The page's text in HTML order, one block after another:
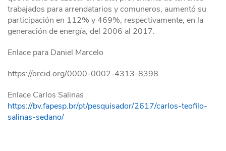
trabajados para arrendatarios y comuneros, aumentó su
participación en 112% y 469%, respectivamente, en la
generación de energía, del 2006 al 2017.
Enlace para Daniel Marcelo
https://orcid.org/0000-0002-4313-8398
Enlace Carlos Salinas
https://bv.fapesp.br/pt/pesquisador/2617/carlos-teofilo-
salinas-sedano/